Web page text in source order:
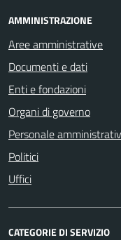
AMMINISTRAZIONE
Aree amministrative
Documenti e dati
Enti e fondazioni
Organi di governo
Personale
Politici
Uffici
CATEGORIE DI SERVIZIO